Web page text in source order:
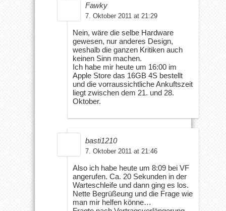
Fawky
7. Oktober 2011 at 21:29
Nein, wäre die selbe Hardware
gewesen, nur anderes Design,
weshalb die ganzen Kritiken auch
keinen Sinn machen.
Ich habe mir heute um 16:00 im
Apple Store das 16GB 4S bestellt
und die vorraussichtliche Ankuftszeit
liegt zwischen dem 21. und 28.
Oktober.
basti1210
7. Oktober 2011 at 21:46
Also ich habe heute um 8:09 bei VF
angerufen. Ca. 20 Sekunden in der
Warteschleife und dann ging es los.
Nette Begrüßeung und die Frage wie
man mir helfen könne…